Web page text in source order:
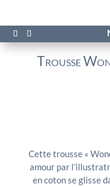
Trousse
Cette trousse «
amour par
en coton se glisse